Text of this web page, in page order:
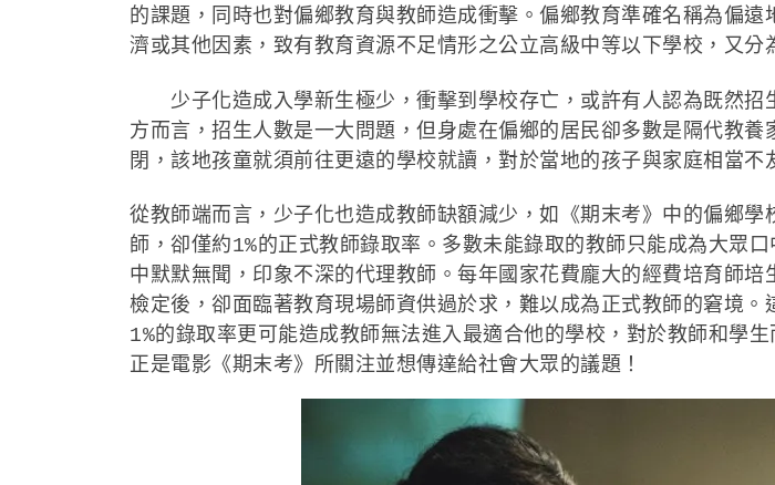
的課題，同時也對偏鄉教育與教師造成衝擊。偏鄉教育準確名稱為偏
濟或其他因素，致有教育資源不足情形之公立高級中等以下學校，又
少子化造成入學新生極少，衝擊到學校存亡，或許有人認為既然招
方而言，招生人數是一大問題，但身處在偏鄉的居民卻多數是隔代教
閉，該地孩童就須前往更遠的學校就讀，對於當地的孩子與家庭相當不
從教師端而言，少子化也造成教師缺額減少，如《期末考》中的偏鄉
師，卻僅約1%的正式教師錄取率。多數未能錄取的教師只能成為大眾
中默默無聞，印象不深的代理教師。每年國家花費龐大的經費培育師
檢定後，卻面臨著教育現場師資供過於求，難以成為正式教師的窘境
1%的錄取率更可能造成教師無法進入最適合他的學校，對於教師和學
正是電影《期末考》所關注並想傳達給社會大眾的議題！